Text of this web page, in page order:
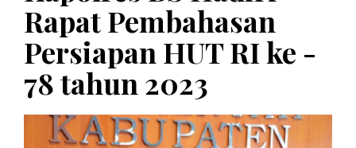
Rapat Pembahasan
Persiapan HUT RI ke -
78 tahun 2023